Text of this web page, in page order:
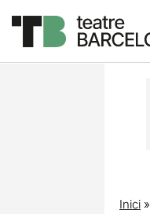
Inici»